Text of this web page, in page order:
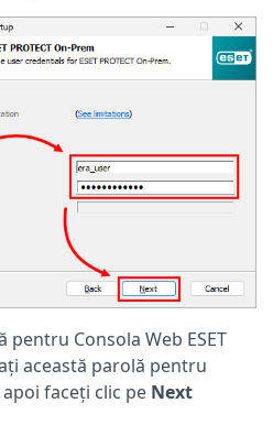
Consola Web ESET
această parolă pentru
faceți clic pe Next